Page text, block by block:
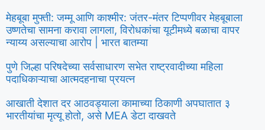
मेहबूबा मुफ्ती: जम्मू आणि काश्मीर: जंतर-मंतर टिप्पणीवर मेहबूबाला
उष्णतेचा सामना करावा लागला, विरोधकांचा यूटीमध्ये बळाचा वापर
न्याय्य असल्याचा आरोप | भारत बातम्या
पुणे जिल्हा परिषदेच्या सर्वसाधारण सभेत राष्ट्रवादीच्या महिला
पदाधिकाऱ्याचा आत्मदहनाचा प्रयत्न
आखाती देशात दर आठवड्याला कामाच्या ठिकाणी अपघातात ३
भारतीयांचा मृत्यू होतो, असे MEA डेटा दाखवते